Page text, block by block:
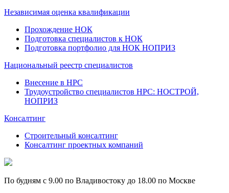
Независимая оценка квалификации
Прохождение НОК
Подготовка специалистов к НОК
Подготовка портфолио для НОК НОПРИЗ
Национальный реестр специалистов
Внесение в НРС
Трудоустройство специалистов НРС: НОСТРОЙ,
НОПРИЗ
Консалтинг
Строительный консалтинг
Консалтинг проектных компаний
По будням с 9.00 по Владивостоку до 18.00 по Москве